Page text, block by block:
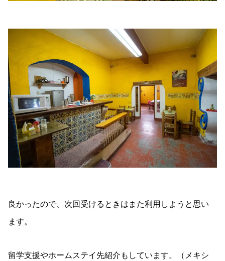
良かったので、次回受けるときはまた利用しようと思い
ます。
留学支援やホームステイ先紹介もしています。（メキシ